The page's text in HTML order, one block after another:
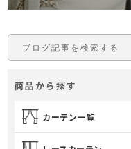
商品から探す
カーテン一覧